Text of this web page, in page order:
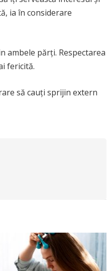
ia în considerare
ambele părți. Respectarea
fericită.
să cauți sprijin extern